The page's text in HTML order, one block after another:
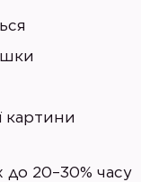
картини
20–30% часу